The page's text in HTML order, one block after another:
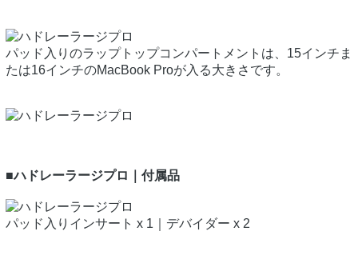
パッド入りのラップトップコンパートメントは、15インチま
たは16インチのMacBook Proが入る大きさです。
■ハドレーラージプロ｜付属品
パッド入りインサート x 1｜デバイダー x 2